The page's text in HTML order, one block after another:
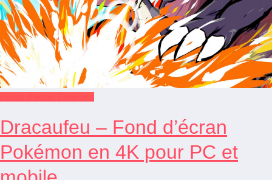
Dracaufeu – Fond d’écran
Pokémon en 4K pour PC et